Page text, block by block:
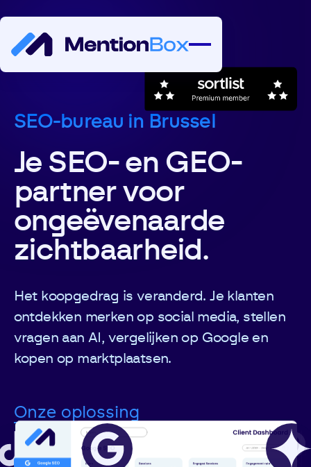
SEO-bureau in Brussel
Je SEO- en GEO-
partner voor
ongeëvenaarde
zichtbaarheid.
Het koopgedrag is veranderd. Je klanten
ontdekken merken op social media, stellen
vragen aan AI, vergelijken op Google en
kopen op marktplaatsen.
Onze oplossing